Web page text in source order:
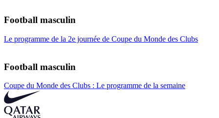
Football masculin
Le programme de la 2e journée de Coupe du Monde des Clubs
Football masculin
Coupe du Monde des Clubs : Le programme de la semaine